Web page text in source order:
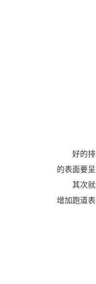
好的
的表面要
其次
增加跑道